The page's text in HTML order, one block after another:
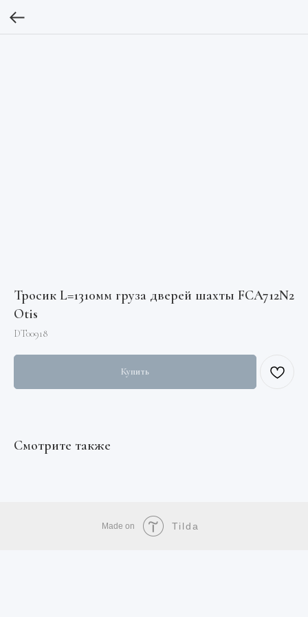
Тросик L=1310мм груза дверей шахты FCA712N2
Otis
DT00918
Купить
Смотрите также
Made on Tilda